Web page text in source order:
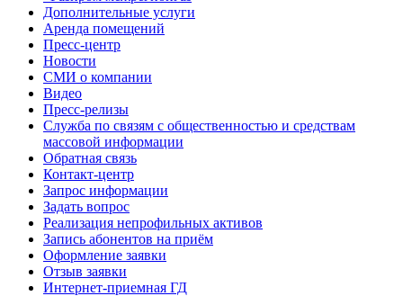
Дополнительные услуги
Аренда помещений
Пресс-центр
Новости
СМИ о компании
Видео
Пресс-релизы
Служба по связям с общественностью и средствам
массовой информации
Обратная связь
Контакт-центр
Запрос информации
Задать вопрос
Реализация непрофильных активов
Запись абонентов на приём
Оформление заявки
Отзыв заявки
Интернет-приемная ГД